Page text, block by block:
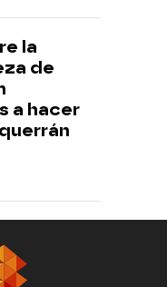
la
de
a hacer